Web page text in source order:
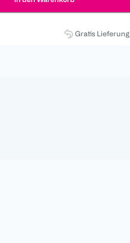
Gratis